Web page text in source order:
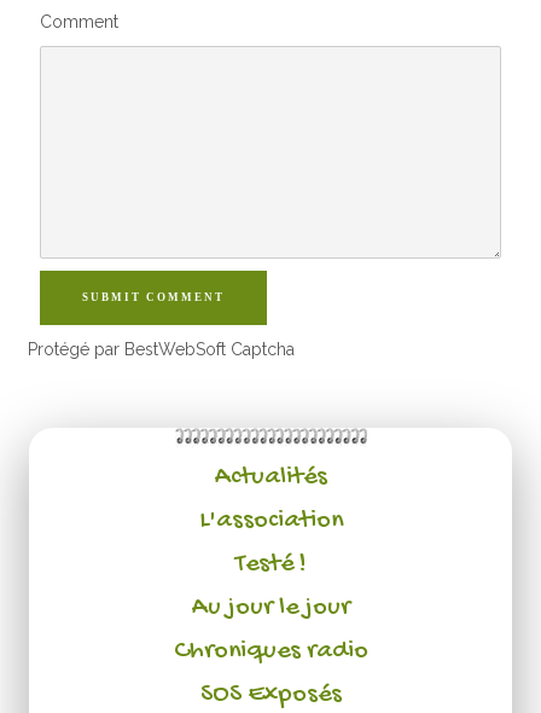
Comment
SUBMIT COMMENT
Protégé par BestWebSoft Captcha
Actualités
L'association
Testé !
Au jour le jour
Chroniques radio
SOS Exposés